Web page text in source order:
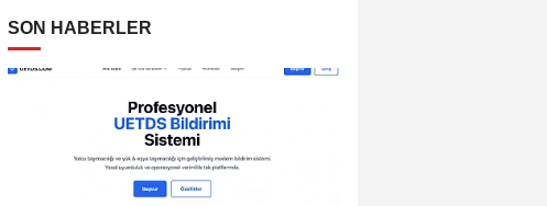
SON HABERLER